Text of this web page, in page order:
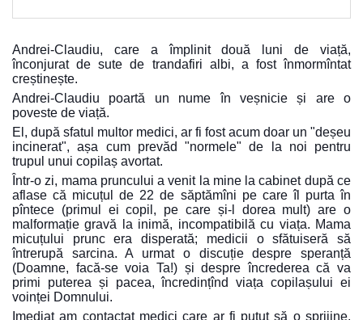
Andrei-Claudiu, care a împlinit două luni de viață,
înconjurat de sute de trandafiri albi, a fost înmormîntat
creștinește.
Andrei-Claudiu poartă un nume în veșnicie și are o
poveste de viață.
El, după sfatul multor medici, ar fi fost acum doar un "deșeu
incinerat", așa cum prevăd "normele" de la noi pentru
trupul unui copilaș avortat.
Într-o zi, mama pruncului a venit la mine la cabinet după ce
aflase că micuțul de 22 de săptămîni pe care îl purta în
pîntece (primul ei copil, pe care și-l dorea mult) are o
malformație gravă la inimă, incompatibilă cu viața. Mama
micuțului prunc era disperată; medicii o sfătuiseră să
întrerupă sarcina. A urmat o discuție despre speranță
(Doamne, facă-se voia Ta!) și despre încrederea că va
primi puterea și pacea, încredințînd viața copilașului ei
voinței Domnului.
Imediat am contactat medici care ar fi putut să o sprijine.